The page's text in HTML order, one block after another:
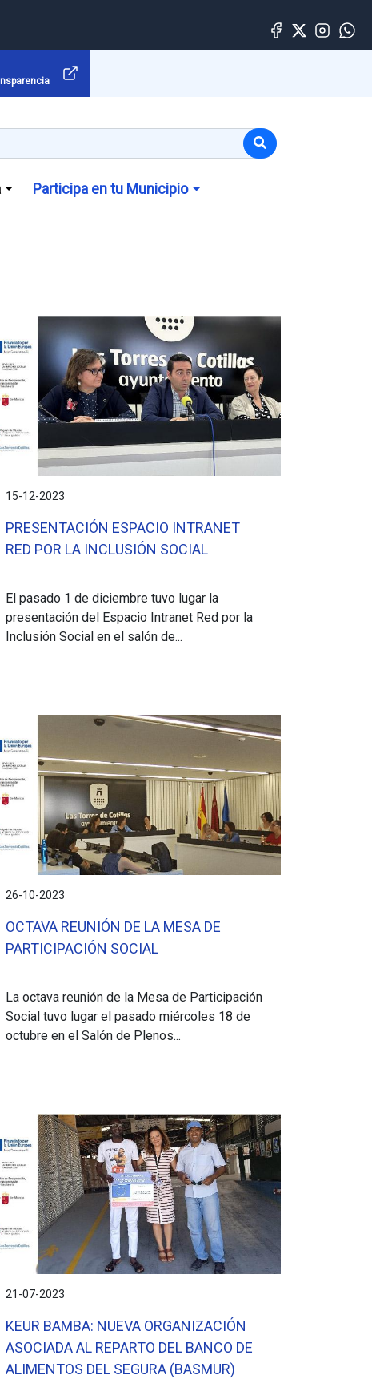
Participa en tu Municipio
15-12-2023
PRESENTACIÓN ESPACIO INTRANET
RED POR LA INCLUSIÓN SOCIAL
El pasado 1 de diciembre tuvo lugar la
presentación del Espacio Intranet Red por la
Inclusión Social en el salón de...
26-10-2023
OCTAVA REUNIÓN DE LA MESA DE
PARTICIPACIÓN SOCIAL
La octava reunión de la Mesa de Participación
Social tuvo lugar el pasado miércoles 18 de
octubre en el Salón de Plenos...
21-07-2023
KEUR BAMBA: NUEVA ORGANIZACIÓN
ASOCIADA AL REPARTO DEL BANCO DE
ALIMENTOS DEL SEGURA (BASMUR)